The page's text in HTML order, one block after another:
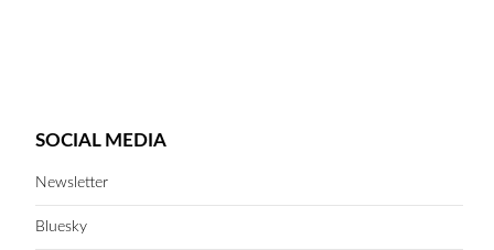
SOCIAL MEDIA
Newsletter
Bluesky